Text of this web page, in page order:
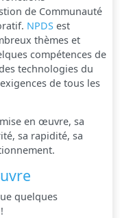
de Communauté
NPDS est
thèmes et
compétences de
technologies du
de tous les
en œuvre, sa
sa rapidité, sa
quelques